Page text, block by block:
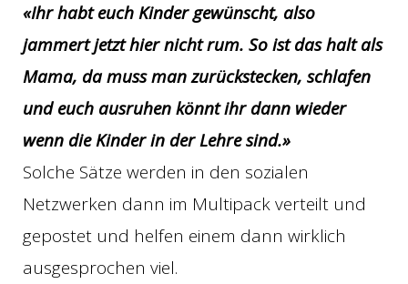
«Ihr habt euch Kinder gewünscht, also
jammert jetzt hier nicht rum. So ist das halt als
Mama, da muss man zurückstecken, schlafen
und euch ausruhen könnt ihr dann wieder
wenn die Kinder in der Lehre sind.»
Solche Sätze werden in den sozialen
Netzwerken dann im Multipack verteilt und
gepostet und helfen einem dann wirklich
ausgesprochen viel.